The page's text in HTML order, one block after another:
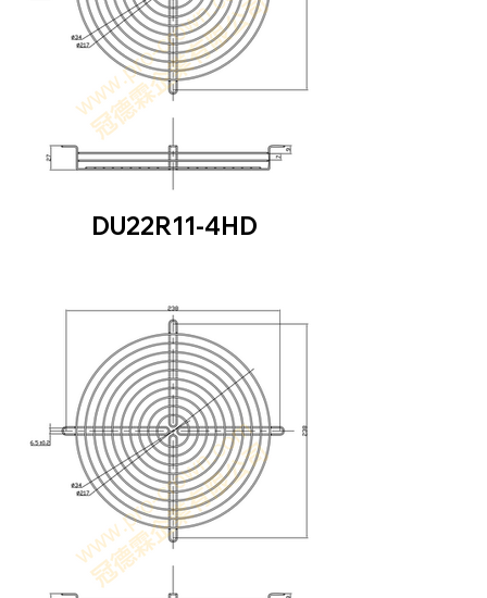
DU22R11-4HD